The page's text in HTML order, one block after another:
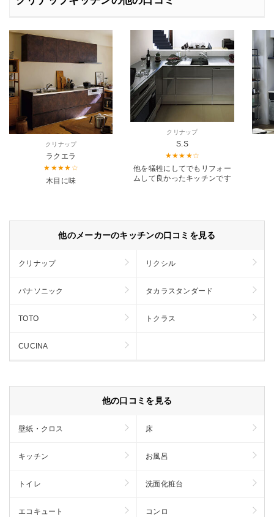
クリナップ
ラクエラ
木目に味
クリナップ
S.S
他を犠牲にしてでもリフォー
ムして良かったキッチンです
他のメーカーのキッチンの口コミを見る
クリナップ リクシル
パナソニック タカラスタンダード
TOTO トクラス
CUCINA
他の口コミを見る
壁紙・クロス 床
キッチン お風呂
トイレ 洗面化粧台
エコキュート コンロ